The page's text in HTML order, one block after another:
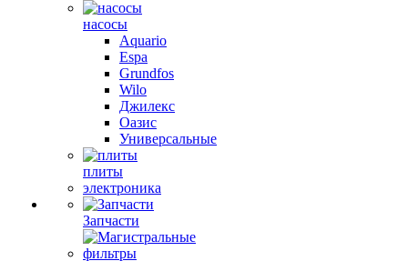
насосы
Aquario
Espa
Grundfos
Wilo
Джилекс
Оазис
Универсальные
плиты
электроника
Запчасти